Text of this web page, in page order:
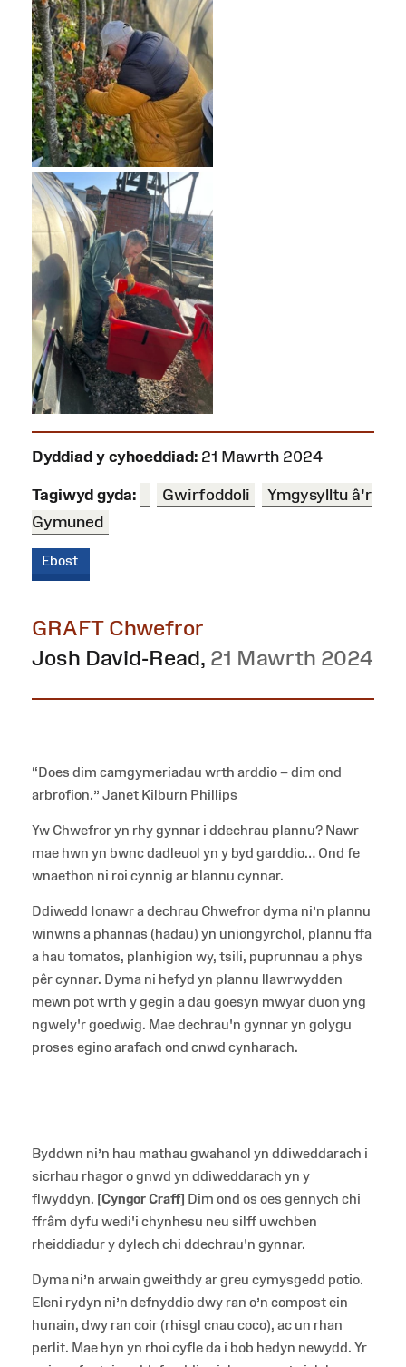
Dyddiad y cyhoeddiad: 21 Mawrth 2024
Tagiwyd gyda: Gwirfoddoli
Ymgysylltu â'r
Gymuned
Ebost
GRAFT Chwefror
Josh David-Read, 21 Mawrth 2024
“Does dim camgymeriadau wrth arddio – dim ond
arbrofion.” Janet Kilburn Phillips
Yw Chwefror yn rhy gynnar i ddechrau plannu? Nawr
mae hwn yn bwnc dadleuol yn y byd garddio… Ond fe
wnaethon ni roi cynnig ar blannu cynnar.
Ddiwedd Ionawr a dechrau Chwefror dyma ni’n plannu
winwns a phannas (hadau) yn uniongyrchol, plannu ffa
a hau tomatos, planhigion wy, tsili, puprunnau a phys
pêr cynnar. Dyma ni hefyd yn plannu llawrwydden
mewn pot wrth y gegin a dau goesyn mwyar duon yng
ngwely'r goedwig. Mae dechrau'n gynnar yn golygu
proses egino arafach ond cnwd cynharach.
Byddwn ni’n hau mathau gwahanol yn ddiweddarach i
sicrhau rhagor o gnwd yn ddiweddarach yn y
flwyddyn. [Cyngor Craff] Dim ond os oes gennych chi
ffrâm dyfu wedi'i chynhesu neu silff uwchben
rheiddiadur y dylech chi ddechrau'n gynnar.
Dyma ni’n arwain gweithdy ar greu cymysgedd potio.
Eleni rydyn ni’n defnyddio dwy ran o’n compost ein
hunain, dwy ran coir (rhisgl cnau coco), ac un rhan
perlit. Mae hyn yn rhoi cyfle da i bob hedyn newydd. Yr